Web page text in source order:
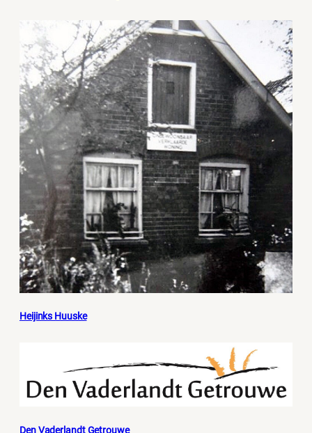
Heijinks Huuske
Den Vaderlandt Getrouwe